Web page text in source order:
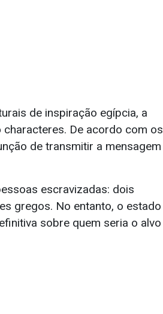
de inspiração egípcia, a
De acordo com os
de transmitir a mensagem
escravizadas: dois
gregos. No entanto, o estado
sobre quem seria o alvo